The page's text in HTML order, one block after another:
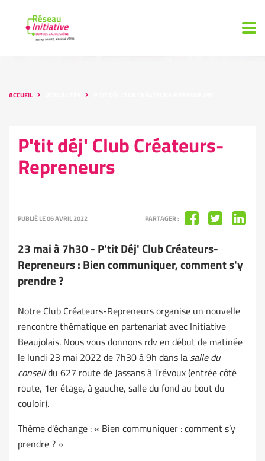
ACCUEIL
P'tit déj' Club Créateurs-
Repreneurs
PUBLIÉ LE 06 AVRIL 2022 PARTAGER :
23 mai à 7h30 - P'tit Déj' Club Créateurs-
Repreneurs : Bien communiquer, comment s'y
prendre ?
Notre Club Créateurs-Repreneurs organise un nouvelle
rencontre thématique en partenariat avec Initiative
Beaujolais. Nous vous donnons rdv en début de matinée
le lundi 23 mai 2022 de 7h30 à 9h dans la salle du
conseildu 627 route de Jassans à Trévoux (entrée côté
route, 1er étage, à gauche, salle du fond au bout du
couloir).
Thème d'échange : « Bien communiquer : comment s’y
prendre ? »